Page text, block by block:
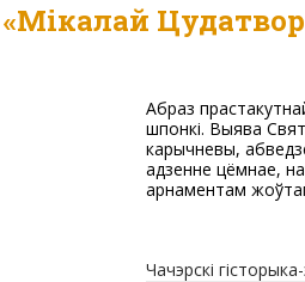
«Мікалай
Абраз прастакутнай формы, на 2-х дошках, маюцца дзве
шпонкі. Выява
карычневы,
адзенне цёмнае,
арнаментам
Чачэрскі